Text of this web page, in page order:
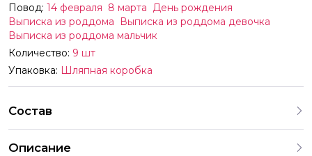
Повод: 14 февраля 8 марта День рождения
Выписка из роддома
Выписка из роддома девочка
Выписка из роддома мальчик
Количество: 9 шт
Упаковка: Шляпная коробка
Состав
Описание